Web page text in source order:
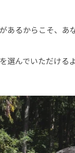
あるからこそ、あ
選んでいただける